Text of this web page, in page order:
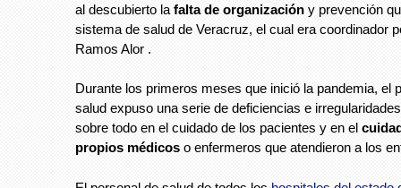
al descubierto la falta de organización y prevención
sistema de salud de Veracruz, el cual era coordinador
Ramos Alor .
Durante los primeros meses que inició la pandemia, el
salud expuso una serie de deficiencias e
sobre todo en el cuidado de los pacientes y en el
propios médicos o enfermeros que atendieron a los